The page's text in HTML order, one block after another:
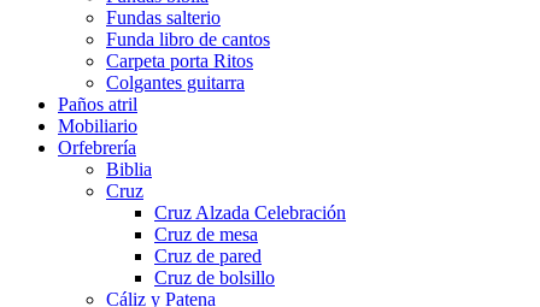
Fundas salterio
Funda libro de cantos
Carpeta porta Ritos
Colgantes guitarra
Paños atril
Mobiliario
Orfebrería
Biblia
Cruz
Cruz Alzada Celebración
Cruz de mesa
Cruz de pared
Cruz de bolsillo
Cáliz y Patena